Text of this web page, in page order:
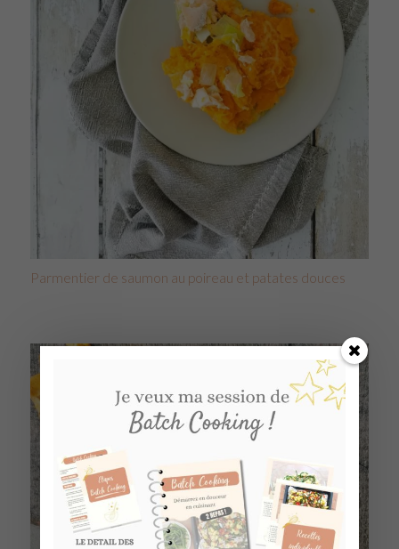
Parmentier de saumon au poireau et patates douces